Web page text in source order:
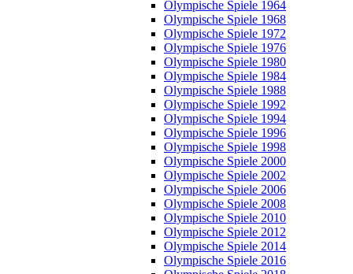
Olympische Spiele 1964
Olympische Spiele 1968
Olympische Spiele 1972
Olympische Spiele 1976
Olympische Spiele 1980
Olympische Spiele 1984
Olympische Spiele 1988
Olympische Spiele 1992
Olympische Spiele 1994
Olympische Spiele 1996
Olympische Spiele 1998
Olympische Spiele 2000
Olympische Spiele 2002
Olympische Spiele 2006
Olympische Spiele 2008
Olympische Spiele 2010
Olympische Spiele 2012
Olympische Spiele 2014
Olympische Spiele 2016